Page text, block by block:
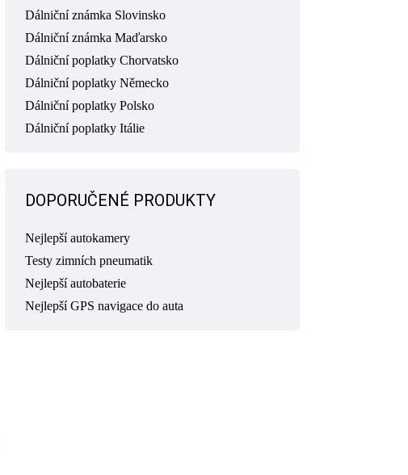
Dálniční známka Slovinsko
Dálniční známka Maďarsko
Dálniční poplatky Chorvatsko
Dálniční poplatky Německo
Dálniční poplatky Polsko
Dálniční poplatky Itálie
DOPORUČENÉ PRODUKTY
Nejlepší autokamery
Testy zimních pneumatik
Nejlepší autobaterie
Nejlepší GPS navigace do auta